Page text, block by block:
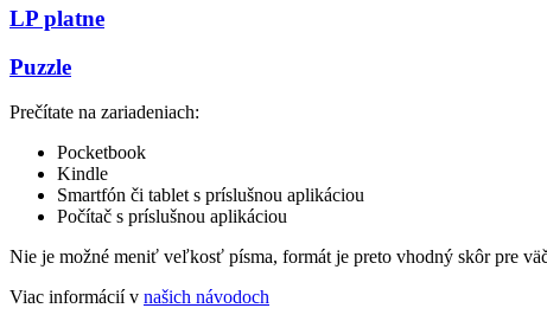
LP platne
Puzzle
Prečítate na zariadeniach:
Pocketbook
Kindle
Smartfón či tablet s príslušnou aplikáciou
Počítač s príslušnou aplikáciou
Nie je možné meniť veľkosť písma, formát je preto vhodný skôr pre
Viac informácií v našich návodoch